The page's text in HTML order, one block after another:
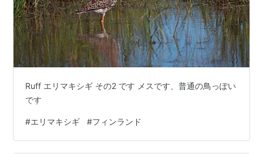
Ruff エリマキシギ その2 です メスです、普通の鳥っぽい
です
#エリマキシギ #フィンランド